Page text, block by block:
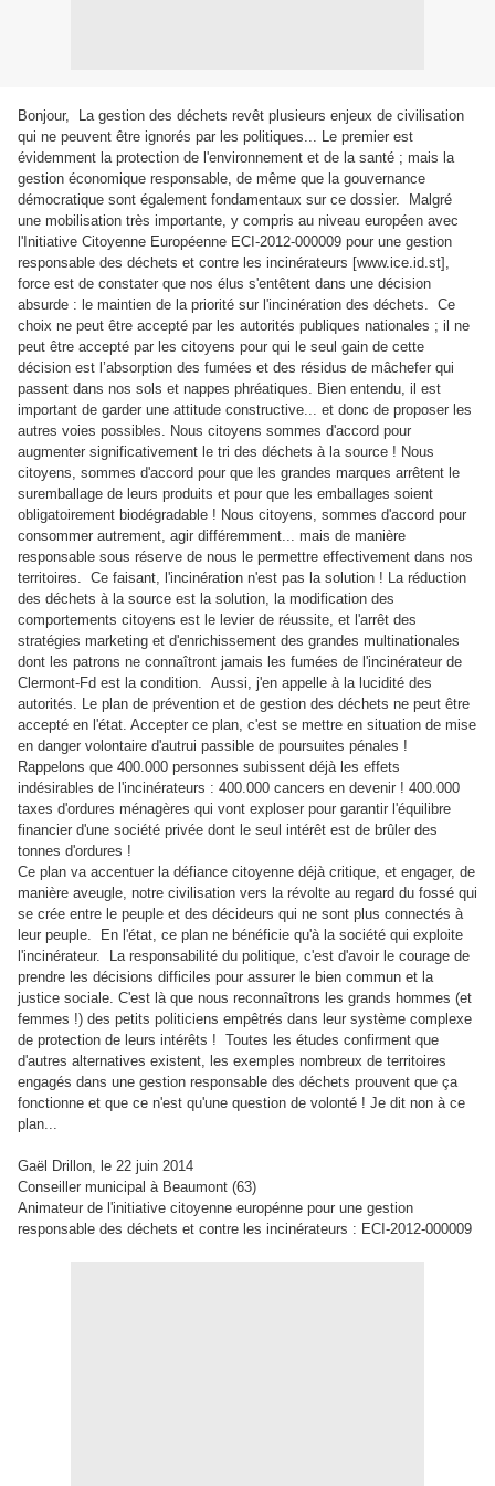
Bonjour,
La gestion des déchets revêt plusieurs enjeux de civilisation
qui ne peuvent être ignorés par les politiques... Le premier est
évidemment la protection de l'environnement et de la santé ; mais la
gestion économique responsable, de même que la gouvernance
démocratique sont également fondamentaux sur ce dossier.
Malgré
une mobilisation très importante, y compris au niveau européen avec
l'Initiative Citoyenne Européenne ECI-2012-000009 pour une gestion
responsable des déchets et contre les incinérateurs [www.ice.id.st],
force est de constater que nos élus s'entêtent dans une décision
absurde : le maintien de la priorité sur l'incinération des déchets. Ce
choix ne peut être accepté par les autorités publiques nationales ; il ne
peut être accepté par les citoyens pour qui le seul gain de cette
décision est l’absorption des fumées et des résidus de mâchefer qui
passent dans nos sols et nappes phréatiques. Bien entendu, il est
important de garder une attitude constructive... et donc de proposer les
autres voies possibles. Nous citoyens sommes d'accord pour
augmenter significativement le tri des déchets à la source ! Nous
citoyens, sommes d'accord pour que les grandes marques arrêtent le
suremballage de leurs produits et pour que les emballages soient
obligatoirement biodégradable ! Nous citoyens, sommes d'accord pour
consommer autrement, agir différemment... mais de manière
responsable sous réserve de nous le permettre effectivement dans nos
territoires. Ce faisant, l'incinération n'est pas la solution ! La réduction
des déchets à la source est la solution, la modification des
comportements citoyens est le levier de réussite, et l'arrêt des
stratégies marketing et d'enrichissement des grandes multinationales
dont les patrons ne connaîtront jamais les fumées de l'incinérateur de
Clermont-Fd est la condition. Aussi, j'en appelle à la lucidité des
autorités. Le plan de prévention et de gestion des déchets ne peut être
accepté en l'état. Accepter ce plan, c'est se mettre en situation de mise
en danger volontaire d'autrui passible de poursuites pénales !
Rappelons que 400.000 personnes subissent déjà les effets
indésirables de l'incinérateurs : 400.000 cancers en devenir ! 400.000
taxes d'ordures ménagères qui vont exploser pour garantir l'équilibre
financier d'une société privée dont le seul intérêt est de brûler des
tonnes d'ordures !
Ce plan va accentuer la défiance citoyenne déjà critique, et engager, de
manière aveugle, notre civilisation vers la révolte au regard du fossé qui
se crée entre le peuple et des décideurs qui ne sont plus connectés à
leur peuple.
En l'état, ce plan ne bénéficie qu'à la société qui exploite
l'incinérateur.
La responsabilité du politique, c'est d'avoir le courage de
prendre les décisions difficiles pour assurer le bien commun et la
justice sociale. C'est là que nous reconnaîtrons les grands hommes (et
femmes !) des petits politiciens empêtrés dans leur système complexe
de protection de leurs intérêts ! Toutes les études confirment que
d'autres alternatives existent, les exemples nombreux de territoires
engagés dans une gestion responsable des déchets prouvent que ça
fonctionne et que ce n'est qu'une question de volonté ! Je dit non à ce
plan...
Gaël Drillon, le 22 juin 2014
Conseiller municipal à Beaumont (63)
Animateur de l'initiative citoyenne europénne pour une gestion
responsable des déchets et contre les incinérateurs : ECI-2012-000009